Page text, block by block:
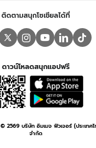
ติดตามสนุกโซเชียลได้ที่
ดาวน์โหลดสนุกแอปฟรี
© 2569บริษัท อิมเมจ ฟิวเจอร์ (ประเทศ
จำกัด